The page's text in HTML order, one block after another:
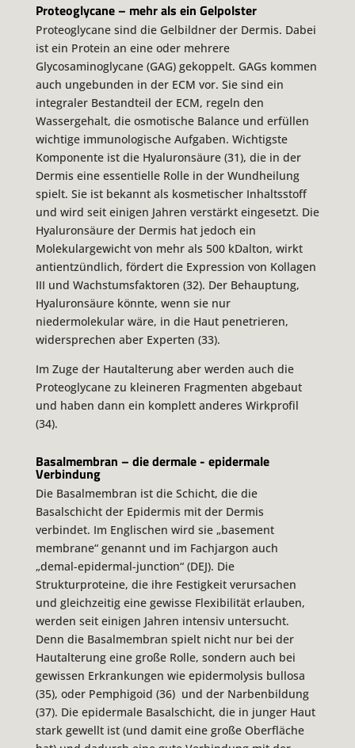
Proteoglycane – mehr als ein Gelpolster
Proteoglycane sind die Gelbildner der Dermis. Dabei
ist ein Protein an eine oder mehrere
Glycosaminoglycane (GAG) gekoppelt. GAGs kommen
auch ungebunden in der ECM vor. Sie sind ein
integraler Bestandteil der ECM, regeln den
Wassergehalt, die osmotische Balance und erfüllen
wichtige immunologische Aufgaben. Wichtigste
Komponente ist die Hyaluronsäure (31), die in der
Dermis eine essentielle Rolle in der Wundheilung
spielt. Sie ist bekannt als kosmetischer Inhaltsstoff
und wird seit einigen Jahren verstärkt eingesetzt. Die
Hyaluronsäure der Dermis hat jedoch ein
Molekulargewicht von mehr als 500 kDalton, wirkt
antientzündlich, fördert die Expression von Kollagen
III und Wachstumsfaktoren (32). Der Behauptung,
Hyaluronsäure könnte, wenn sie nur
niedermolekular wäre, in die Haut penetrieren,
widersprechen aber Experten (33).
Im Zuge der Hautalterung aber werden auch die
Proteoglycane zu kleineren Fragmenten abgebaut
und haben dann ein komplett anderes Wirkprofil
(34).
Basalmembran – die dermale - epidermale
Verbindung
Die Basalmembran ist die Schicht, die die
Basalschicht der Epidermis mit der Dermis
verbindet. Im Englischen wird sie „basement
membrane“ genannt und im Fachjargon auch
„demal-epidermal-junction“ (DEJ). Die
Strukturproteine, die ihre Festigkeit verursachen
und gleichzeitig eine gewisse Flexibilität erlauben,
werden seit einigen Jahren intensiv untersucht.
Denn die Basalmembran spielt nicht nur bei der
Hautalterung eine große Rolle, sondern auch bei
gewissen Erkrankungen wie epidermolysis bullosa
(35), oder Pemphigoid (36) und der Narbenbildung
(37). Die epidermale Basalschicht, die in junger Haut
stark gewellt ist (und damit eine große Oberfläche